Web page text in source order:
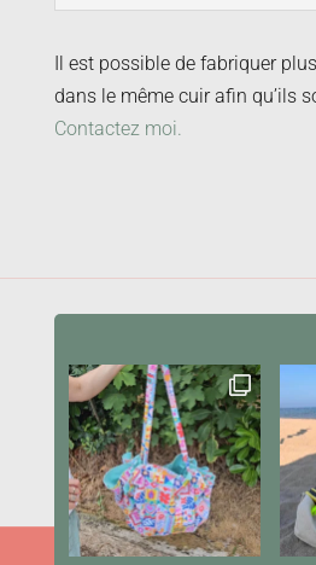
Il est possible de fabriquer
dans le même cuir afin qu’ils
Contactez moi.